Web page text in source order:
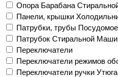
Опора Барабана
Панели, крышки
Патрубки, трубы
Патрубок Стиральной
Переключатели
Переключатели режимов
Переключатели ручки Утюга